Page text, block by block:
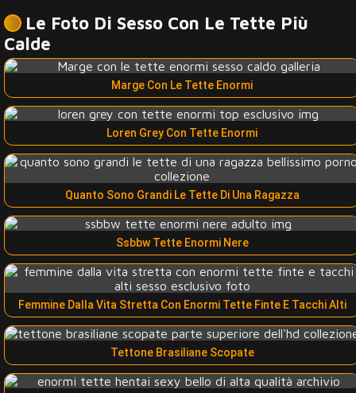
Le Foto Di Sesso Con Le Tette Più
Calde
Marge Con Le Tette Enormi
Loren Grey Con Tette Enormi
Quanto Sono Grandi Le Tette Di Una Ragazza
Ssbbw Tette Enormi Nere
Femmine Dalla Vita Stretta Con Enormi Tette Finte E Tacchi Alti
Tettone Brasiliane Scopate